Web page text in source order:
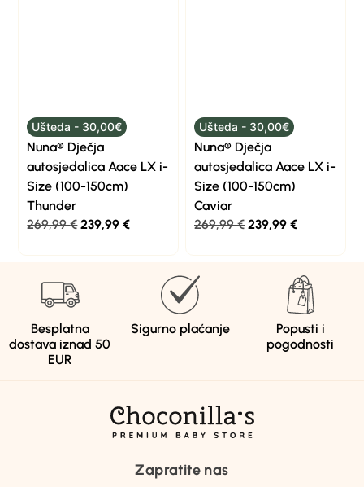
Ušteda - 30,00€
Nuna® Dječja
autosjedalica Aace LX i-
Size (100-150cm)
Thunder
269,99€ 239,99€
Ušteda - 30,00€
Nuna® Dječja
autosjedalica Aace LX i-
Size (100-150cm)
Caviar
269,99€ 239,99 €
Besplatna
dostava iznad 50
EUR
Sigurno plaćanje
Popusti i
pogodnosti
Zapratite nas